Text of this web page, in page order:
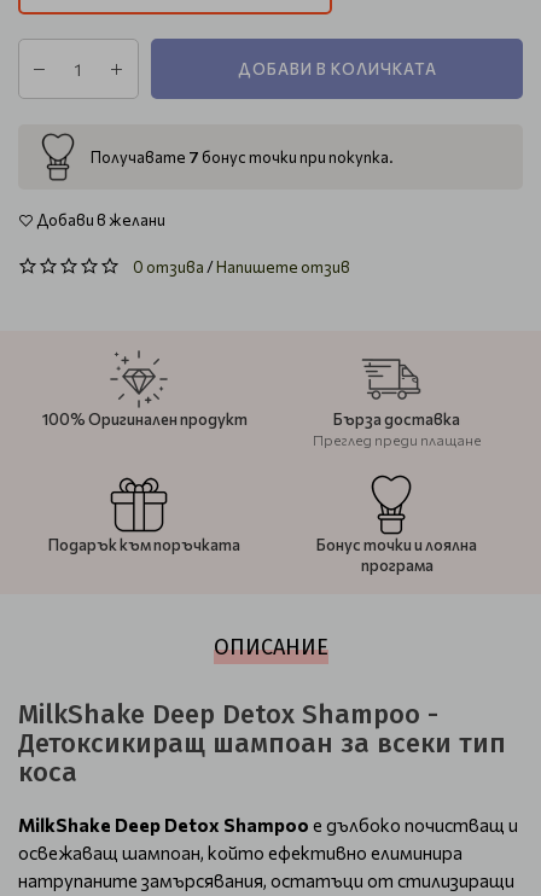
ДОБАВИ В КОЛИЧКАТА
Получавате 7 бонус точки при покупка.
Добави в желани
0 отзива/Напишете отзив
100% Оригинален продукт Бърза доставка
Преглед преди плащане
Подарък към поръчката
Бонус точки и лоялна
програма
ОПИСАНИЕ
MilkShake Deep Detox Shampoo -
Детоксикиращ шампоан за всеки тип
коса
MilkShake Deep Detox Shampoo е дълбоко почистващ и
освежаващ шампоан, който ефективно елиминира
натрупаните замърсявания, остатъци от стилизиращи